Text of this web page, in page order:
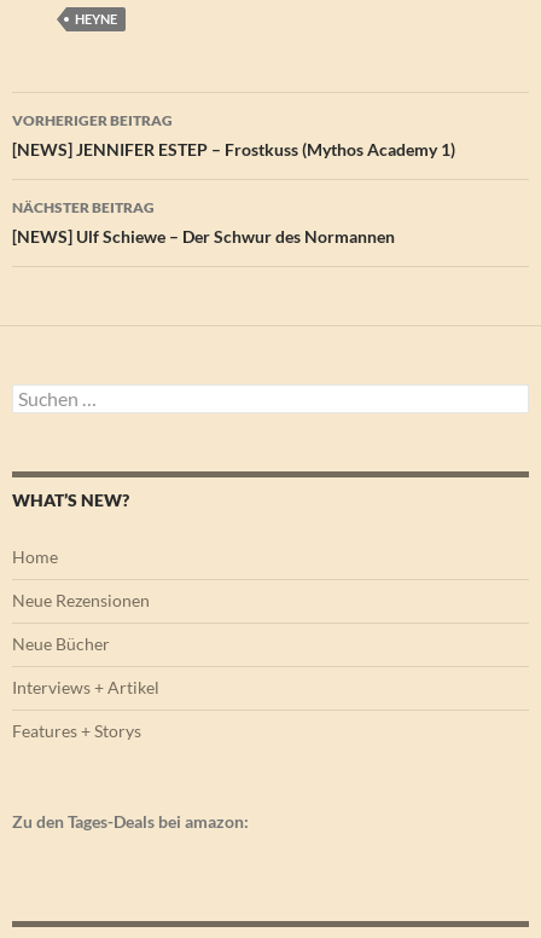
HEYNE
Beitragsnavigation
VORHERIGER BEITRAG
[NEWS] JENNIFER ESTEP – Frostkuss (Mythos Academy 1)
NÄCHSTER BEITRAG
[NEWS] Ulf Schiewe – Der Schwur des Normannen
Suchen
nach:
WHAT’S NEW?
Home
Neue Rezensionen
Neue Bücher
Interviews + Artikel
Features + Storys
Zu den Tages-Deals bei amazon: